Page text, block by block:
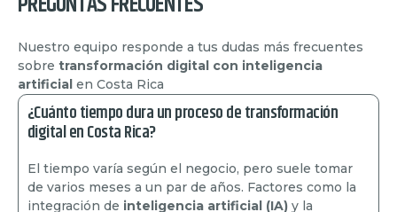
Nuestro equipo responde a tus dudas más frecuentes
sobre transformación digital con inteligencia
artificial en Costa Rica
¿Cuánto tiempo dura un proceso de transformación
digital en Costa Rica?
El tiempo varía según el negocio, pero suele tomar
de varios meses a un par de años. Factores como la
integración de inteligencia artificial (IA) y la